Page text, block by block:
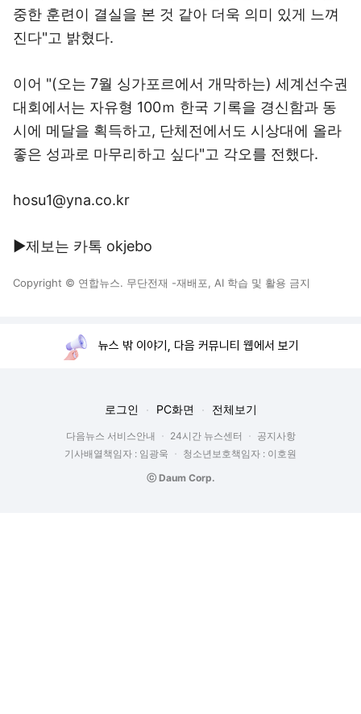
중한 훈련이 결실을 본 것 같아 더욱 의미 있게 느껴
진다"고 밝혔다.
이어 "(오는 7월 싱가포르에서 개막하는) 세계선수권
대회에서는 자유형 100ｍ 한국 기록을 경신함과 동
시에 메달을 획득하고, 단체전에서도 시상대에 올라
좋은 성과로 마무리하고 싶다"고 각오를 전했다.
hosu1@yna.co.kr
▶제보는 카톡 okjebo
Copyright © 연합뉴스. 무단전재 -재배포, AI 학습 및 활용 금지
뉴스 밖 이야기, 다음 커뮤니티 웹에서 보기
로그인 PC화면 전체보기
다음뉴스 서비스안내 24시간 뉴스센터
공지사항
기사배열책임자 : 임광욱
청소년보호책임자 : 이호원
ⓒ Daum Corp.